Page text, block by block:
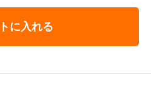
に入れる